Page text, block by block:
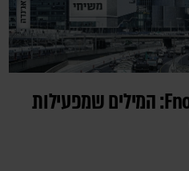
לראות את ה-Fnords: המילים שמפעילות